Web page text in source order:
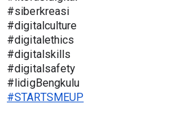
#siberkreasi
#digitalculture
#digitalethics
#digitalskills
#digitalsafety
#lidigBengkulu
#STARTSMEUP